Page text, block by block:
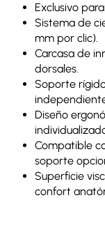
Exclusivo
Sistema de
mm por clic).
Carcasa de
dorsales.
Soporte
Diseño
Compatible
soporte
Superficie
confort